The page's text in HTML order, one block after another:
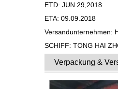
ETD: JUN 29,2018
ETA: 09.09.2018
Versandunternehmen:
SCHIFF: TONG HAI
Verpackung &